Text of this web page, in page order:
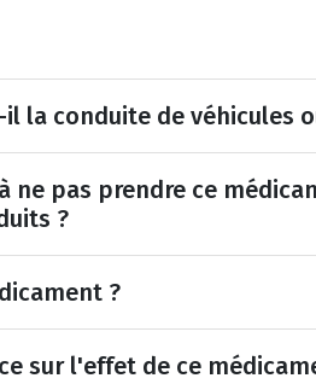
la conduite de véhicules
ne pas prendre ce
?
?
sur l'effet de ce